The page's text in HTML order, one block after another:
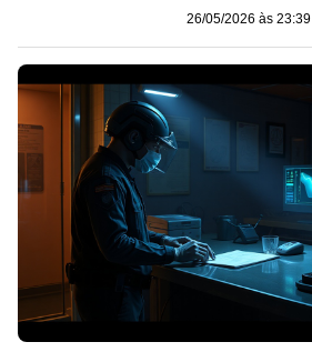
26/05/2026 às 23:39